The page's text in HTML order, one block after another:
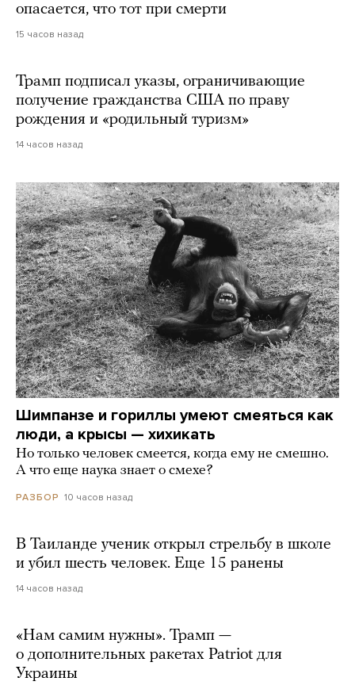
опасается, что тот при смерти
15 часов назад
Трамп подписал указы, ограничивающие
получение гражданства США по праву
рождения и «родильный туризм»
14 часов назад
Шимпанзе и гориллы умеют смеяться как
люди, а крысы — хихикать
Но только человек смеется, когда ему не смешно.
А что еще наука знает о смехе?
РАЗБОР 10 часов назад
В Таиланде ученик открыл стрельбу в школе
и убил шесть человек. Еще 15 ранены
14 часов назад
«Нам самим нужны». Трамп —
о дополнительных ракетах Patriot для
Украины